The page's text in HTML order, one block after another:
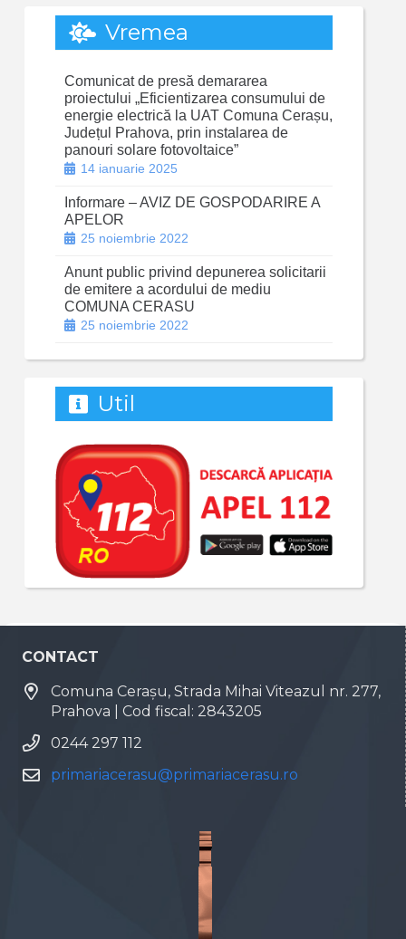
Vremea
Comunicat de presă demararea
proiectului „Eficientizarea consumului de
energie electrică la UAT Comuna Cerașu,
Județul Prahova, prin instalarea de
panouri solare fotovoltaice”
14 ianuarie 2025
Informare – AVIZ DE GOSPODARIRE A
APELOR
25 noiembrie 2022
Anunt public privind depunerea solicitarii
de emitere a acordului de mediu
COMUNA CERASU
25 noiembrie 2022
Util
CONTACT
Comuna Cerașu, Strada Mihai Viteazul nr. 277,
Prahova | Cod fiscal: 2843205
0244 297 112
primariacerasu@primariacerasu.ro